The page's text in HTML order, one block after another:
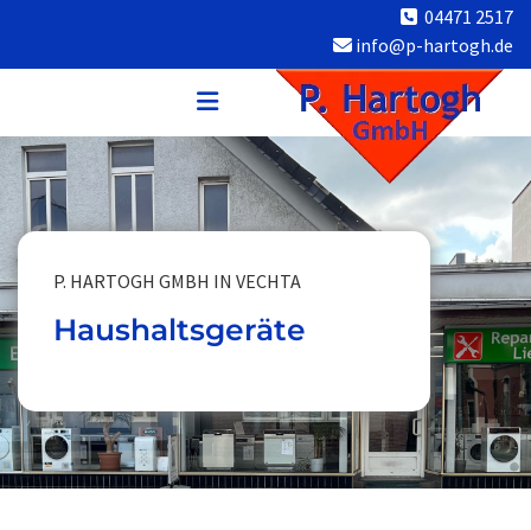
 04471 2517
 info@p-hartogh.de
P. HARTOGH GMBH IN VECHTA
Haushaltsgeräte